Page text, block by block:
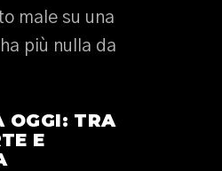
male su una
più nulla da
OGGI: TRA
E